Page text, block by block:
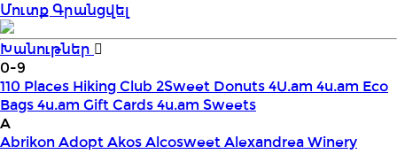
ՄուտքԳրանցվել
Խանութներ
0-9
110 Places Hiking Club 2Sweet Donuts4U.am 4u.am Eco
Bags4u.am Gift Cards4u.am Sweets
A
AbrikonAdoptAkosAlcosweetAlexandrea Winery